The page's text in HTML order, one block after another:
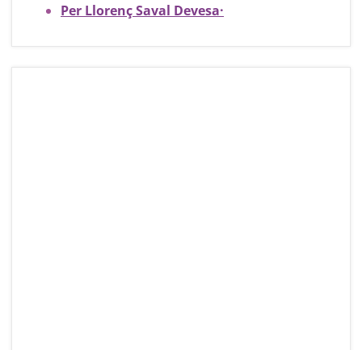
Per Llorenç Saval Devesa·